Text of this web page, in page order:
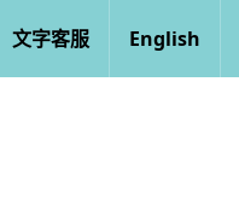
文字客服 English